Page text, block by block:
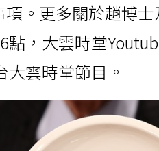
。更多關於趙博
點，大雲時堂
大雲時堂節目。